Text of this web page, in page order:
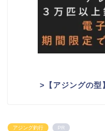
> 【アジングの
アジング釣行 PR